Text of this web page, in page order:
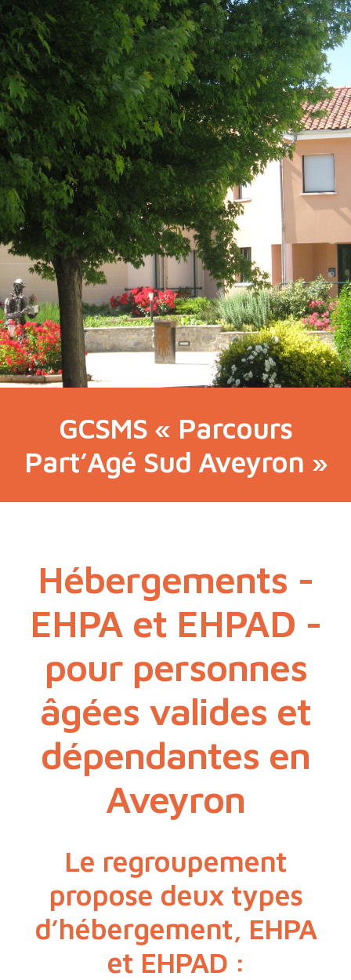
GCSMS « Parcours
Part’Agé Sud Aveyron »
Hébergements -
EHPA et EHPAD -
pour personnes
âgées valides et
dépendantes en
Aveyron
Le regroupement
propose deux types
d’hébergement, EHPA
et EHPAD :